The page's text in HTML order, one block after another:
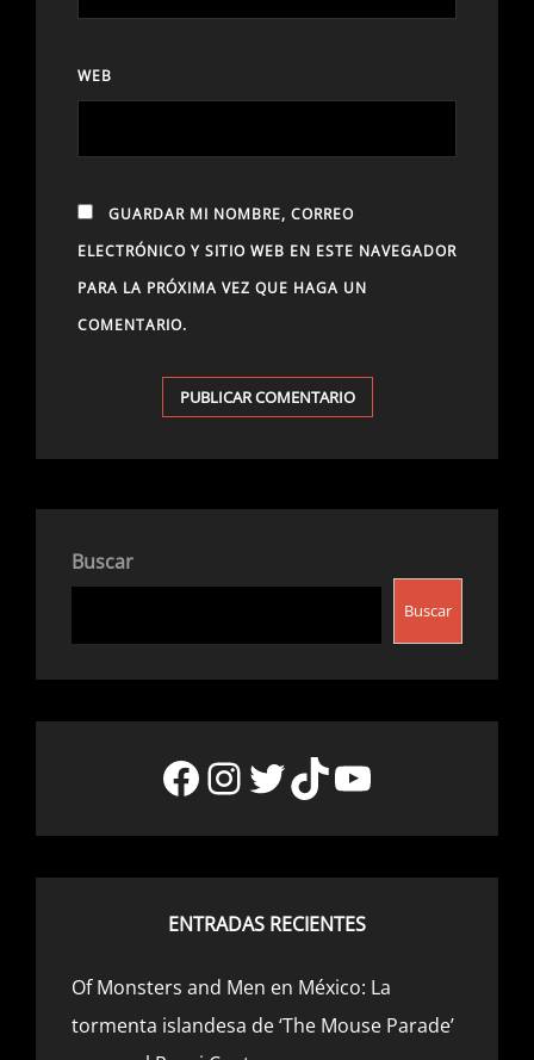
WEB
GUARDAR MI NOMBRE, CORREO
ELECTRÓNICO Y SITIO WEB EN ESTE NAVEGADOR
PARA LA PRÓXIMA VEZ QUE HAGA UN
COMENTARIO.
Buscar
Buscar
Facebook
Instagram
Twitter
TikTok
YouTube
ENTRADAS RECIENTES
Of Monsters and Men en México: La
tormenta islandesa de ‘The Mouse Parade’